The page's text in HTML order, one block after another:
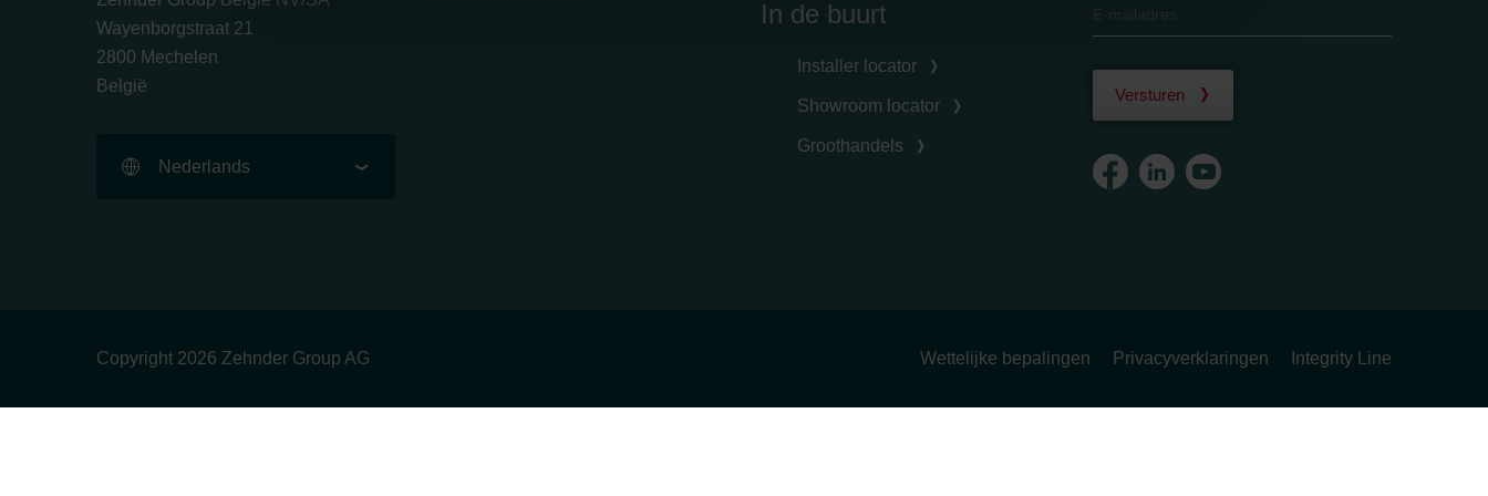
Zehnder Group Italia S.r.l.: Privacy
Zehnder Group UK Limited: Privacy Policy
Wayenborgstraat 21
2800 Mechelen
België
Nederlands
In de buurt
Installer locator
Showroom locator
Groothandels
Versturen
Copyright 2026 Zehnder Group AG Wettelijke bepalingen Privacyverklaringen Integrity Line